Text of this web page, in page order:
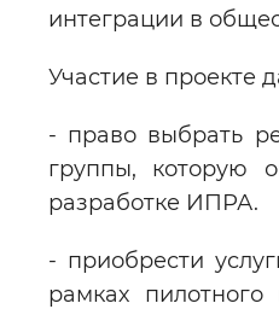
интеграции в
Участие в проекте
- право выбрать
группы, которую
разработке ИПРА.
- приобрести
рамках